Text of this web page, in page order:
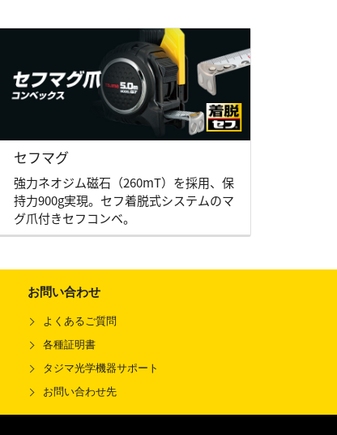
セフマグ
強力ネオジム磁石（260mT）を採用、保
持力900g実現。セフ着脱式システムのマ
グ爪付きセフコンベ。
お問い合わせ
よくあるご質問
各種証明書
タジマ光学機器サポート
お問い合わせ先